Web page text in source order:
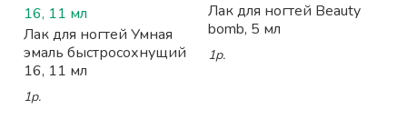
Лак для ногтей Умная
эмаль быстросохнущий
16, 11 мл
1р.
Лак для ногтей Beauty
bomb, 5 мл
1р.